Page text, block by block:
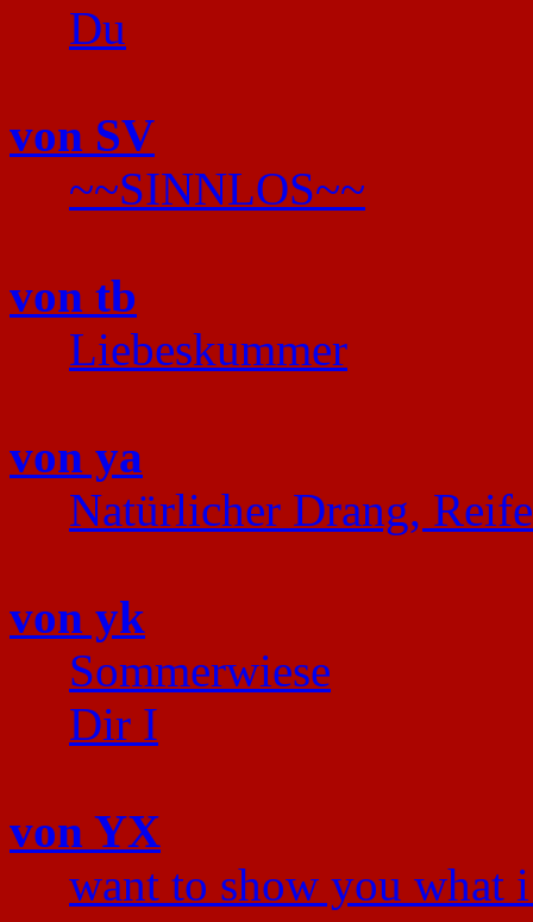
Du
von SV
~~SINNLOS~~
von tb
Liebeskummer
von ya
Natürlicher Drang,
von yk
Sommerwiese
Dir I
von YX
want to show you what